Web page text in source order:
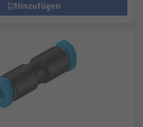
Hinzufügen